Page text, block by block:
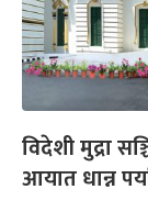
विदेशी मुद्रा
आयात धान्न